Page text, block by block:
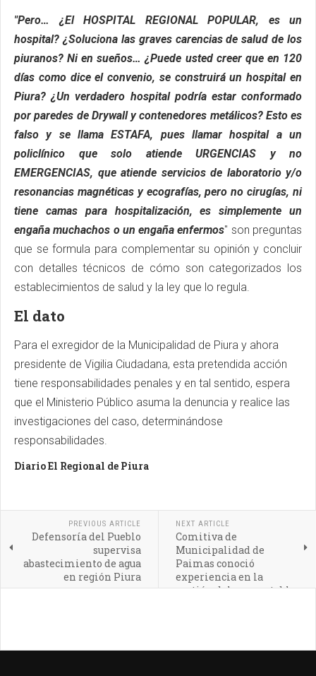
"Pero… ¿El HOSPITAL REGIONAL POPULAR, es un
hospital? ¿Soluciona las graves carencias de salud de los
piuranos? Ni en sueños… ¿Puede usted creer que en 120
días como dice el convenio, se construirá un hospital en
Piura? ¿Un verdadero hospital podría estar conformado
por paredes de Drywall y contenedores metálicos? Esto es
falso y se llama ESTAFA, pues llamar hospital a un
policlínico que solo atiende URGENCIAS y no
EMERGENCIAS, que atiende servicios de laboratorio y/o
resonancias magnéticas y ecografías, pero no cirugías, ni
tiene camas para hospitalización, es simplemente un
engaña muchachos o un engaña enfermos" son preguntas
que se formula para complementar su opinión y concluir
con detalles técnicos de cómo son categorizados los
establecimientos de salud y la ley que lo regula.
El dato
Para el exregidor de la Municipalidad de Piura y ahora
presidente de Vigilia Ciudadana, esta pretendida acción
tiene responsabilidades penales y en tal sentido, espera
que el Ministerio Público asuma la denuncia y realice las
investigaciones del caso, determinándose
responsabilidades.
Diario El Regional de Piura
PREVIOUS ARTICLE
Defensoría del Pueblo
supervisa
abastecimiento de agua
en región Piura
NEXT ARTICLE
Comitiva de
Municipalidad de
Paimas conoció
experiencia en la
gestión del agua potable